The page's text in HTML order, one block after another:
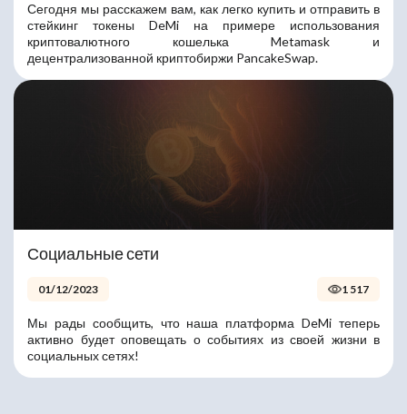
Сегодня мы расскажем вам, как легко купить и отправить в
стейкинг токены DeMi на примере использования
криптовалютного кошелька Metamask и
децентрализованной криптобиржи PancakeSwap.
Социальные сети
01/12/2023 1 517
Мы рады сообщить, что наша платформа DeMi теперь
активно будет оповещать о событиях из своей жизни в
социальных сетях!